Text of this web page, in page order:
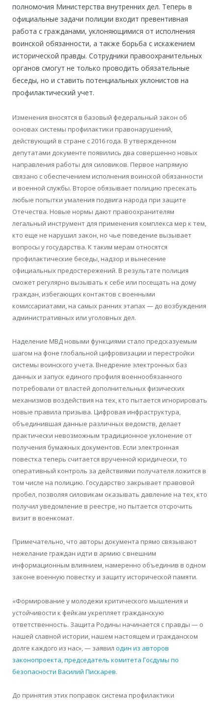
полномочия Министерства внутренних дел. Теперь в
официальные задачи полиции входит превентивная
работа с гражданами, уклоняющимися от исполнения
воинской обязанности, а также борьба с искажением
исторической правды. Сотрудники правоохранительных
органов смогут не только проводить обязательные
беседы, но и ставить потенциальных уклонистов на
профилактический учет.
Изменения вносятся в базовый федеральный закон об
основах системы профилактики правонарушений,
действующий в стране с 2016 года. В утвержденном
депутатами документе появились два совершенно новых
направления работы для силовиков. Первое напрямую
связано с обеспечением исполнения воинской обязанности
и военной службы. Второе обязывает полицию пресекать
любые попытки умаления подвига народа при защите
Отечества. Новые нормы дают правоохранителям
легальный инструмент для применения комплекса мер к тем,
кто еще не нарушил закон, но чье поведение вызывает
вопросы у государства. К таким мерам относятся
профилактические беседы, надзор и вынесение
официальных предостережений. В результате полиция
сможет регулярно вызывать к себе или посещать на дому
граждан, избегающих контактов с военными
комиссариатами, на самых ранних этапах — до возбуждения
административных или уголовных дел.
Наделение МВД новыми функциями стало предсказуемым
шагом на фоне глобальной цифровизации и перестройки
системы воинского учета. Внедрение электронных баз
данных и запуск единого профиля военнообязанного
потребовали от властей дополнительных физических
механизмов воздействия на тех, кто пытается игнорировать
новые правила призыва. Цифровая инфраструктура,
объединившая данные различных ведомств, делает
практически невозможным традиционное уклонение от
получения бумажных документов. Если электронная
повестка теперь считается врученной юридически, то
оперативный контроль за действиями получателя ложится в
том числе на полицию. Государство закрывает правовой
пробел, позволяя силовикам оказывать давление на тех, кто
получил уведомление в реестре, но пытается отсрочить
визит в военкомат.
Примечательно, что авторы документа прямо связывают
нежелание граждан идти в армию с внешним
информационным влиянием, намеренно объединив в одном
законе военную повестку и защиту исторической памяти.
«Формирование у молодежи критического мышления и
устойчивости к фейкам укрепляет гражданскую
ответственность. Защита Родины начинается с правды — о
нашей славной истории, нашем настоящем и гражданском
долге каждого из нас», — заявил один из авторов
законопроекта, председатель комитета Госдумы по
безопасности Василий Пискарев.
До принятия этих поправок система профилактики